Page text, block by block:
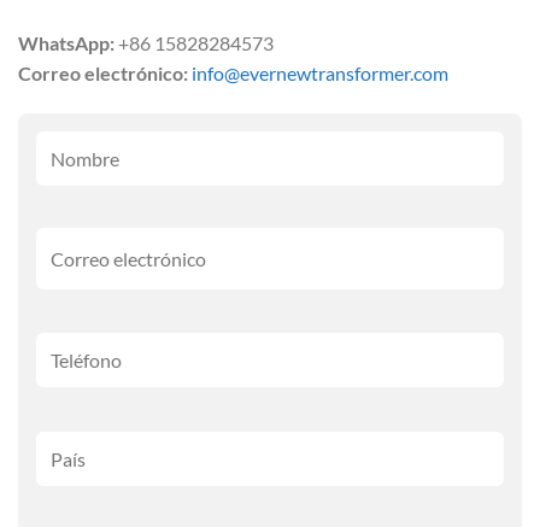
WhatsApp:+86 15828284573
Correo electrónico: info@evernewtransformer.com